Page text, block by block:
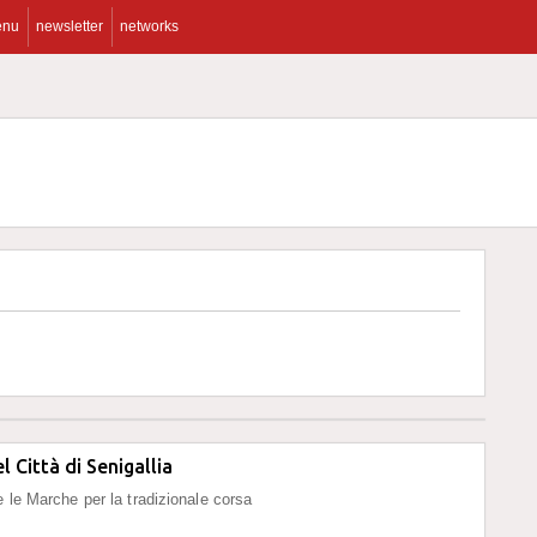
newsletter networks
Città di Senigallia
le Marche per la tradizionale corsa